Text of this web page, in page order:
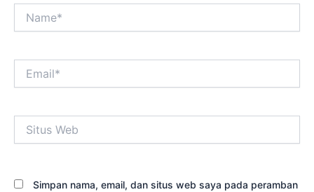
Web
Simpan nama, email, dan situs web saya pada peramban